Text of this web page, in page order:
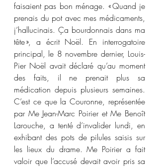
faisaient pas bon ménage. « Quand je
prenais du pot avec mes médicaments,
j’hallucinais. Ça bourdonnais dans ma
tête », a écrit Noël. En interrogatoire
principal, le 8 novembre dernier, Louis-
Pier Noël avait déclaré qu’au moment
des faits, il ne prenait plus sa
médication depuis plusieurs semaines.
C’est ce que la Couronne, représentée
par Me Jean-Marc Poirier et Me Benoît
Larouche, a tenté d’invalider lundi, en
exhibant des pots de pilules saisis sur
les lieux du drame. Me Poirier a fait
valoir que l’accusé devait avoir pris sa